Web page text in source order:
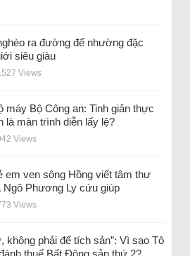
ra đường để nhường đặc
siêu giàu
Views
máy Bộ Công an: Tinh giản thực
là màn trình diễn lấy lệ?
Views
em ven sông Hồng viết tâm thư
Ngô Phương Ly cứu giúp
Views
không phải để tích sản”: Vì sao Tô
thuế Bất Động sản thứ 2?